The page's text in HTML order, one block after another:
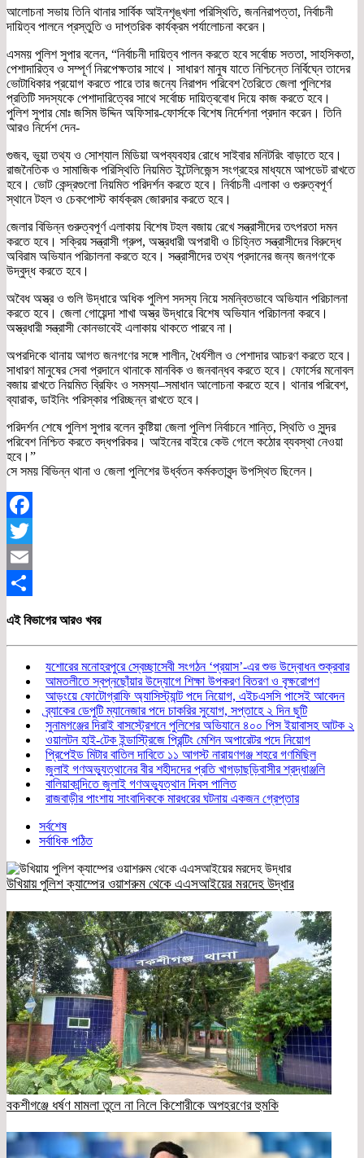
আলোচনা সভায় তিনি থানার সার্বিক আইনশৃঙ্খলা পরিস্থিতি, জননিরাপত্তা, নির্বাচনী
দায়িত্ব পালনে প্রস্তুতি ও দাপ্তরিক কার্যক্রম পর্যালোচনা করেন।
এসময় পুলিশ সুপার বলেন, “নির্বাচনী দায়িত্ব পালন করতে হবে সর্বোচ্চ সততা, সাহসিকতা,
পেশাদারিত্ব ও সম্পূর্ণ নিরপেক্ষতার সাথে। সাধারণ মানুষ যাতে নিশ্চিন্তে নির্বিঘ্নে তাদের
ভোটাধিকার প্রয়োগ করতে পারে তার জন্যে নিরাপদ পরিবেশ তৈরিতে জেলা পুলিশের
প্রতিটি সদস্যকে পেশাদারিত্বের সাথে সর্বোচ্চ দায়িত্ববোধ দিয়ে কাজ করতে হবে।
পুলিশ সুপার মোঃ জসিম উদ্দিন অফিসার-ফোর্সকে বিশেষ নির্দেশনা প্রদান করেন। তিনি
আরও নির্দেশ দেন-
গুজব, ভুয়া তথ্য ও সোশ্যাল মিডিয়া অপব্যবহার রোধে সাইবার মনিটরিং বাড়াতে হবে।
রাজনৈতিক ও সামাজিক পরিস্থিতি নিয়মিত ইন্টেলিজেন্স সংগ্রহের মাধ্যমে আপডেট রাখতে
হবে। ভোট কেন্দ্রগুলো নিয়মিত পরিদর্শন করতে হবে। নির্বাচনী এলাকা ও গুরুত্বপূর্ণ
স্থানে টহল ও চেকপোস্ট কার্যক্রম জোরদার করতে হবে।
জেলার বিভিন্ন গুরুত্বপূর্ণ এলাকায় বিশেষ টহল বজায় রেখে সন্ত্রাসীদের তৎপরতা দমন
করতে হবে। সক্রিয় সন্ত্রাসী গ্রুপ, অস্ত্রধারী অপরাধী ও চিহ্নিত সন্ত্রাসীদের বিরুদ্ধে
অবিরাম অভিযান পরিচালনা করতে হবে। সন্ত্রাসীদের তথ্য প্রদানের জন্য জনগণকে
উদ্বুদ্ধ করতে হবে।
অবৈধ অস্ত্র ও গুলি উদ্ধারে অধিক পুলিশ সদস্য নিয়ে সমন্বিতভাবে অভিযান পরিচালনা
করতে হবে। জেলা গোয়েন্দা শাখা অস্ত্র উদ্ধারে বিশেষ অভিযান পরিচালনা করবে।
অস্ত্রধারী সন্ত্রাসী কোনভাবেই এলাকায় থাকতে পারবে না।
অপরদিকে থানায় আগত জনগণের সঙ্গে শালীন, ধৈর্যশীল ও পেশাদার আচরণ করতে হবে।
সাধারণ মানুষের সেবা প্রদানে থানাকে মানবিক ও জনবান্ধব করতে হবে। ফোর্সের মনোবল
বজায় রাখতে নিয়মিত ব্রিফিং ও সমস্যা–সমাধান আলোচনা করতে হবে। থানার পরিবেশ,
ব্যারাক, ডাইনিং পরিস্কার পরিচ্ছন্ন রাখতে হবে।
পরিদর্শন শেষে পুলিশ সুপার বলেন কুষ্টিয়া জেলা পুলিশ নির্বাচনে শান্তি, স্থিতি ও সুন্দর
পরিবেশ নিশ্চিত করতে বদ্ধপরিকর। আইনের বাইরে কেউ গেলে কঠোর ব্যবস্থা নেওয়া
হবে।”
সে সময় বিভিন্ন থানা ও জেলা পুলিশের উর্ধ্বতন কর্মকতাবৃন্দ উপস্থিত ছিলেন।
Facebook
Twitter
Email
এই বিভাগের আরও খবর
যশোরের মনোহরপুরে স্বেচ্ছাসেবী সংগঠন ‘প্রয়াস’-এর শুভ উদ্বোধন শুক্রবার
আমতলীতে স্বপ্নছোঁয়ার উদ্যোগে শিক্ষা উপকরণ বিতরণ ও বৃক্ষরোপণ
আড়ংয়ে ফোটোগ্রাফি অ্যাসিস্ট্যান্ট পদে নিয়োগ, এইচএসসি পাসেই আবেদন
ব্র্যাকের ডেপুটি ম্যানেজার পদে চাকরির সুযোগ, সপ্তাহে ২ দিন ছুটি
সুনামগঞ্জের দিরাই বাসস্ট্রেশনে পুলিশের অভিযানে ৪০০ পিস ইয়াবাসহ আটক ২
ওয়ালটন হাই-টেক ইন্ডাস্ট্রিজে প্রিন্টিং মেশিন অপারেটর পদে নিয়োগ
প্রিপেইড মিটার বাতিল দাবিতে ১১ আগস্ট নারায়ণগঞ্জ শহরে গণমিছিল
জুলাই গণঅভ্যুত্থানের বীর শহীদদের প্রতি খাগড়াছড়িবাসীর শ্রদ্ধাঞ্জলি
বালিয়াকান্দিতে জুলাই গণঅভ্যুত্থান দিবস পালিত
রাজবাড়ীর পাংশায় সাংবাদিককে মারধরের ঘটনায় একজন গ্রেপ্তার
সর্বশেষ
সর্বাধিক পঠিত
উখিয়ায় পুলিশ ক্যাম্পের ওয়াশরুম থেকে এএসআইয়ের মরদেহ উদ্ধার
বকশীগঞ্জে ধর্ষণ মামলা তুলে না নিলে কিশোরীকে অপহরণের হুমকি